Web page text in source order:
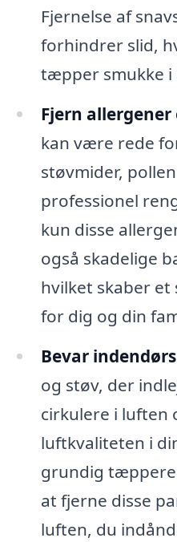
Fjernelse af
forhindrer slid,
tæpper smukke i
Fjern
kan være rede
støvmider,
professionel
kun disse
også skadelige
hvilket skaber et
for dig og din
Bevar
og støv, der
cirkulere i luften
luftkvaliteten i
grundig
at fjerne disse
luften, du